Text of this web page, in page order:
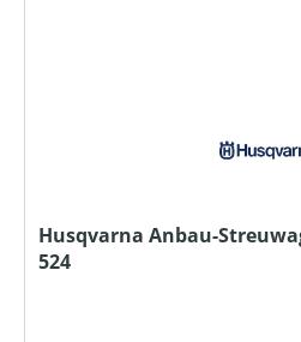
Husqvarna Anbau-
524